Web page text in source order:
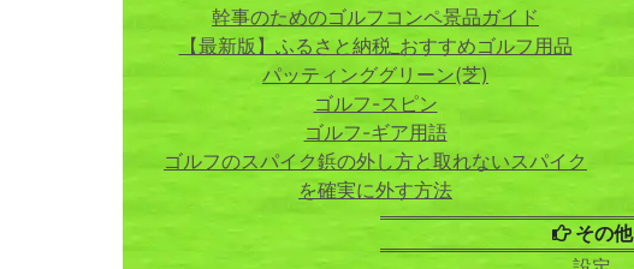
幹事のためのゴルフコンペ景品ガイド
【最新版】ふるさと納税_おすすめゴルフ用品
パッティンググリーン(芝)
ゴルフ-スピン
ゴルフ-ギア用語
ゴルフのスパイク鋲の外し方と取れないスパイク
を確実に外す方法
その他